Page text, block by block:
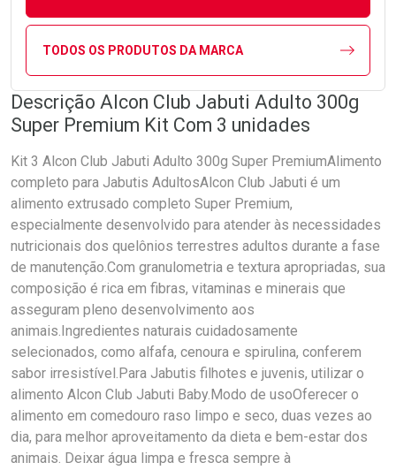
TODOS OS PRODUTOS DA MARCA
Descrição Alcon Club Jabuti Adulto 300g
Super Premium Kit Com 3 unidades
Kit 3 Alcon Club Jabuti Adulto 300g Super PremiumAlimento
completo para Jabutis AdultosAlcon Club Jabuti é um
alimento extrusado completo Super Premium,
especialmente desenvolvido para atender às necessidades
nutricionais dos quelônios terrestres adultos durante a fase
de manutenção.Com granulometria e textura apropriadas, sua
composição é rica em fibras, vitaminas e minerais que
asseguram pleno desenvolvimento aos
animais.Ingredientes naturais cuidadosamente
selecionados, como alfafa, cenoura e spirulina, conferem
sabor irresistível.Para Jabutis filhotes e juvenis, utilizar o
alimento Alcon Club Jabuti Baby.Modo de usoOferecer o
alimento em comedouro raso limpo e seco, duas vezes ao
dia, para melhor aproveitamento da dieta e bem-estar dos
animais. Deixar água limpa e fresca sempre à